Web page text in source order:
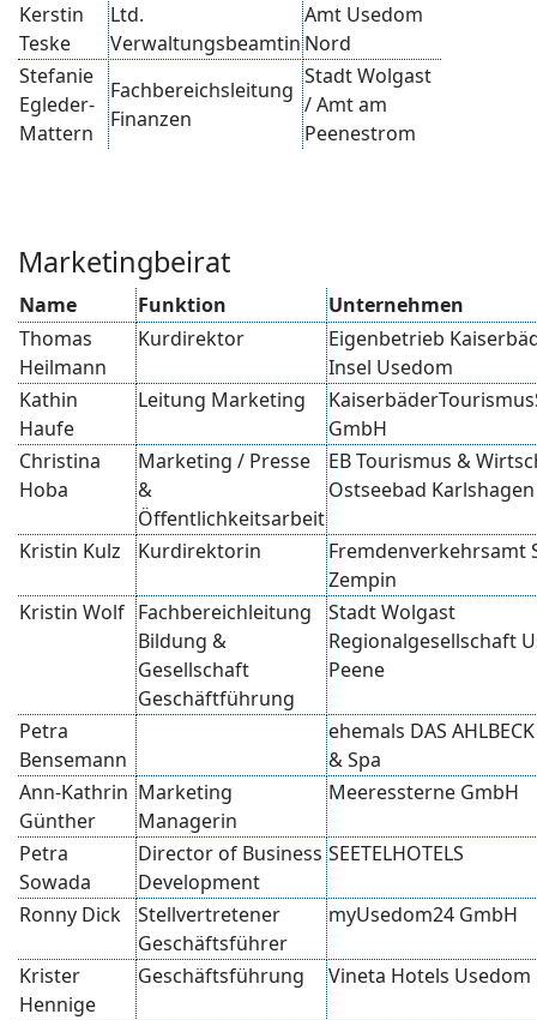
Kerstin
Teske
Ltd.
Verwaltungsbeamtin
Amt Usedom
Nord
Stefanie
Egleder-
Mattern
Fachbereichsleitung
Finanzen
Stadt Wolgast
/ Amt am
Peenestrom
Marketingbeirat
Name Funktion
Unternehmen
Thomas
Heilmann
Kurdirektor
Eigenbetrieb
Insel Usedom
Kathin
Haufe
Leitung Marketing
GmbH
Christina
Hoba
Marketing / Presse
&
Öffentlichkeitsarbeit
EB Tourismus &
Ostseebad
Kristin Kulz Kurdirektorin
Fremdenverkehrsamt
Zempin
Kristin Wolf Fachbereichleitung
Bildung &
Gesellschaft
Geschäftführung
Stadt Wolgast
Regionalgesellschaft
Peene
Petra
Bensemann
ehemals DAS
& Spa
Ann-Kathrin
Günther
Marketing
Managerin
Meeressterne GmbH
Petra
Sowada
Director of Business
Development
SEETELHOTELS
Ronny Dick
Stellvertretener
Geschäftsführer
myUsedom24 GmbH
Krister
Hennige
Geschäftsführung Vineta Hotels Usedom